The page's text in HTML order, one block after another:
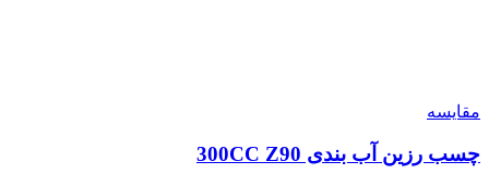
مقایسه
چسب رزین آب بندی 300CC Z90